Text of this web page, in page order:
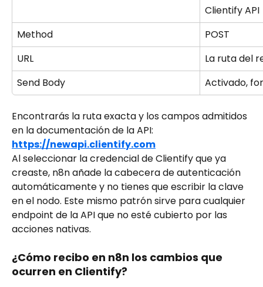
Clientify API
Method
POST
URL
La ruta del
Send Body
Activado,
Encontrarás la ruta exacta y los campos admitidos
en la documentación de la API:
https://newapi.clientify.com
Al seleccionar la credencial de Clientify que ya
creaste, n8n añade la cabecera de autenticación
automáticamente y no tienes que escribir la clave
en el nodo. Este mismo patrón sirve para cualquier
endpoint de la API que no esté cubierto por las
acciones nativas.
¿Cómo recibo en n8n los cambios que
ocurren en Clientify?